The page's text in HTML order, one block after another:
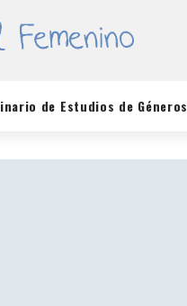
de Estudios de Géneros